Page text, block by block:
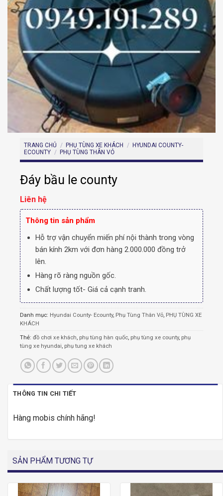
TRANG CHỦ / PHỤ TÙNG XE KHÁCH / HYUNDAI COUNTY-
ECOUNTY / PHỤ TÙNG THÂN VỎ
Đáy bầu le county
Liên hệ
Thông tin sản phẩm
Hỗ trợ vận chuyển miến phí nội thành trong vòng
bán kính 2km với đơn hàng 2.000.000 đồng trở
lên.
Hàng rõ ràng nguồn gốc.
Chất lượng tốt- Giá cả cạnh tranh.
Danh mục: Hyundai County- Ecounty, Phụ Tùng Thân Vỏ, PHỤ TÙNG XE
KHÁCH
Thẻ: đồ chơi xe khách, phụ tùng hàn quốc, phụ tùng xe county, phụ
tùng xe hyundai, phụ tung xe khách
THÔNG TIN CHI TIẾT
Hàng mobis chính hãng!
SẢN PHẨM TƯƠNG TỰ